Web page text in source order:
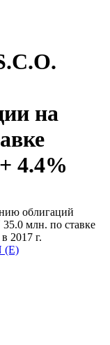
на
4.4%
облигаций
млн. по ставке
2017 г.
(E)